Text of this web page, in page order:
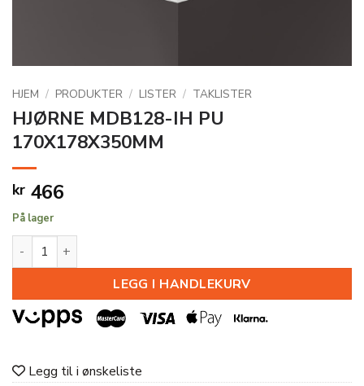
HJEM / PRODUKTER / LISTER / TAKLISTER
HJØRNE MDB128-IH PU
170X178X350MM
kr 466
På lager
HJØRNE MDB128-IH PU 170X178X350MM antall
LEGG I HANDLEKURV
Legg til i ønskeliste